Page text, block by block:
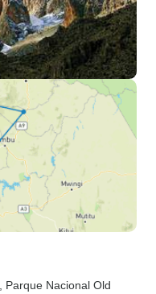
, Parque Nacional Old